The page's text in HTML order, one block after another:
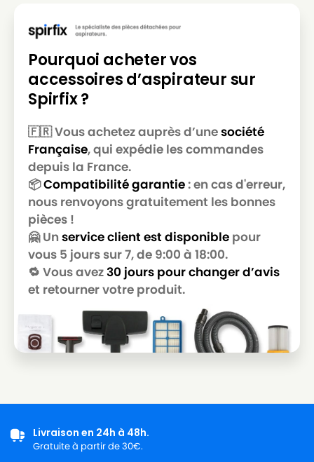
PHILIPS
PHILIPS CITY LINE - FC8435
PHILIPS
PHILIPS CITY LINE - FC8436
PHILIPS
PHILIPS CITY LINE - FC8437
PHILIPS
PHILIPS
PHILIPS CITY LINE - FC8439
PHILIPS
PHILIPS CITY LINE - FC8440
PHILIPS
PHILIPS CITY LINE - FC8441
PHILIPS
PHILIPS
PHILIPS CITY LINE - FC8443
PHILIPS
PHILIPS CITY LINE - FC8444
PHILIPS CITY LINE - FC8445
PHILIPS
PHILIPS CITY LINE - FC8446
PHILIPS
PHILIPS CITY LINE - FC8447
PHILIPS
PHILIPS CITY LINE - FC8449
PHILIPS
PHILIPS CITY LINE - HR8368
Pourquoi acheter vos
accessoires d’aspirateur sur
Spirfix ?
🇫🇷 Vous achetez auprès d’unesociété
Française, qui expédie les commandes
depuis la France.
📦Compatibilité garantie: en cas d'erreur,
nous renvoyons gratuitement les bonnes
pièces !
🤗 Un service client est disponible pour
vous 5 jours sur 7, de 9:00 à 18:00.
🔁 Vous avez30 jours pour changer d’avis
et retourner votre produit.
Livraison en 24h à 48h.
Gratuite à partir de 30€.